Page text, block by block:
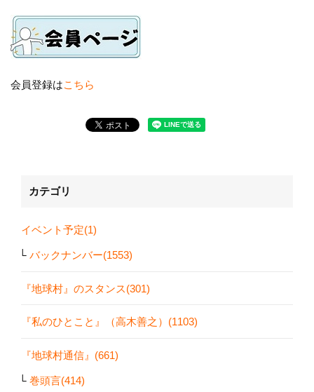
会員登録はこちら
カテゴリ
イベント予定(1)
バックナンバー(1553)
『地球村』のスタンス(301)
『私のひとこと』（高木善之）(1103)
『地球村通信』(661)
巻頭言(414)